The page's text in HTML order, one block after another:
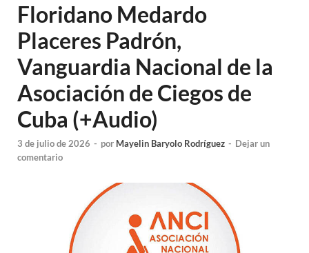
Floridano Medardo
Placeres Padrón,
Vanguardia Nacional de la
Asociación de Ciegos de
Cuba (+Audio)
3 de julio de 2026 - por Mayelin Baryolo Rodríguez - Dejar un
comentario